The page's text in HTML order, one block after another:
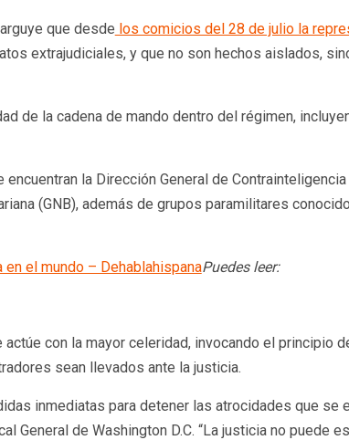
que desde los comicios del 28 de julio la
extrajudiciales, y que no son hechos aislados,
de la cadena de mando dentro del régimen,
la Dirección General de
(GNB), además de grupos paramilitares
el mundo – DehablahispanaPuedes leer:
con la mayor celeridad, invocando el principio
sean llevados ante la justicia.
inmediatas para detener las atrocidades que se
General de Washington D.C. “La justicia no puede